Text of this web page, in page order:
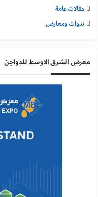
مقالات عامة
ندوات ومعارض
معرض الشرق الاوسط للدواجن